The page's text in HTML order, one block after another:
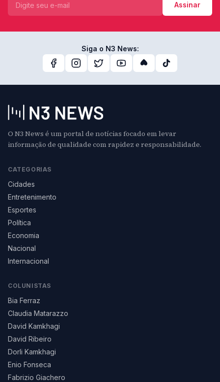
Assinar
Siga o N3 News:
O N3 News é um portal de notícias focado em levar
informação de qualidade com rapidez e responsabilidade.
CATEGORIAS
Cidades
Entretenimento
Esportes
Política
Economia
Nacional
Internacional
COLUNISTAS
Bia Ferraz
Claudia Matarazzo
David Kamkhagi
David Ribeiro
Dorli Kamkhagi
Enio Fonseca
Fabrizio Giachero